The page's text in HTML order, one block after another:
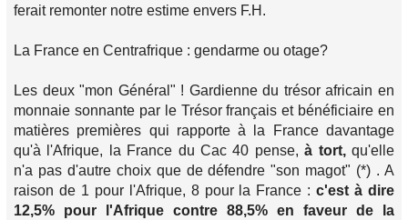
ferait remonter notre estime envers F.H.
La France en Centrafrique : gendarme ou otage?
Les deux "mon Général" ! Gardienne du trésor africain en
monnaie sonnante par le Trésor français et bénéficiaire en
matières premières qui rapporte à la France davantage
qu'à l'Afrique, la France du Cac 40 pense,à tort,qu'elle
n'a pas d'autre choix que de défendre "son magot" (*) . A
raison de 1 pour l'Afrique, 8 pour la France :c'est à dire
12,5% pour l'Afrique contre 88,5% en faveur de la